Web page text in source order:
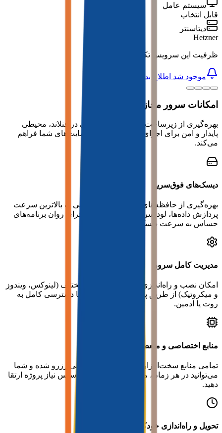
سیستم عامل
قابل انتخاب
دیتاسنتر
Hetzner
ظرفیت این سرویس تکمیل شده است
موجود شد اطلاع بده
امکانات سرور مجازی فنلاند
بهره‌گیری از زیرساخت‌های استاندارد جهانی در فنلاند، محیطی
پایدار و امن برای اجرای اپلیکیشن‌ها و وب‌سایت‌های شما فراهم
می‌کند.
دیسک‌های فوق‌سریع
بهره‌گیری از حافظه‌های NVMe برای دستیابی به بالاترین سرعت
پردازش داده‌ها، لود سریع سیستم‌عامل و اجرای روان برنامه‌های
حساس به سرعت دیسک.
مدیریت کامل سرور
امکان نصب و راه‌اندازی سیستم‌عامل‌های مختلف (لینوکس، ویندوز
و میکروتیک) از طریق پنل مدیریتی قدرتمند با دسترسی کامل به
روت یا ادمین.
منابع اختصاصی و منعطف
تمامی منابع سخت‌افزاری به صورت اختصاصی رزرو شده و شما
می‌توانید در هر زمان، منابع سرور خود را بر اساس نیاز پروژه ارتقا
دهید.
تحویل و راه‌اندازی خودکار